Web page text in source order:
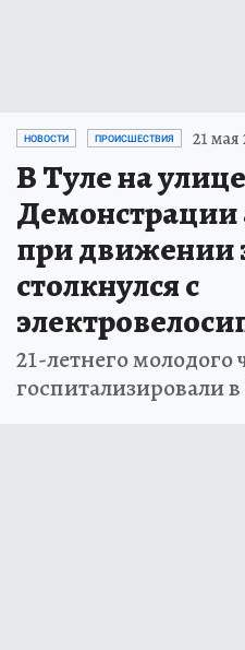
НОВОСТИ ПРОИСШЕСТВИЯ 21 мая
В Туле на улице
Демонстрации
при движении
столкнулся с
21-летнего молодого
госпитализировали